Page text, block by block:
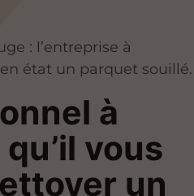
: l’entreprise à
état un parquet souillé.
à
vous
un